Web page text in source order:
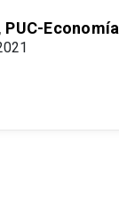
Economía